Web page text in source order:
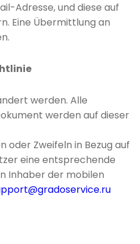
Adresse, und diese auf
Eine Übermittlung an
werden. Alle
werden auf dieser
Zweifeln in Bezug auf
eine entsprechende
Inhaber der mobilen